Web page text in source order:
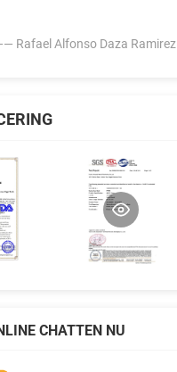
Rafael Alfonso Daza Ramirez
CHATTEN NU